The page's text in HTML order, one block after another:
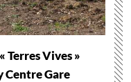
Terres Vives »
Gare